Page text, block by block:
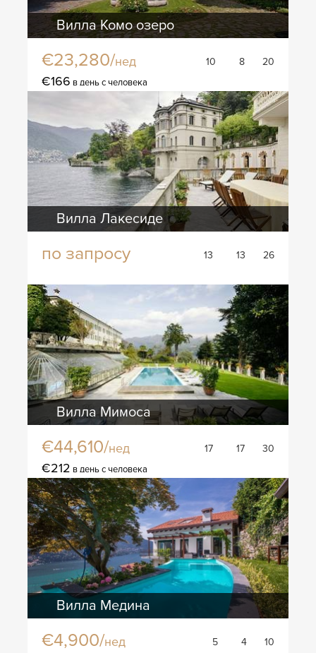
Вилла Комо озеро
€23,280/нед 10 8 20
€166 в день с человека
Вилла Лакесиде
по запросу 13 13 26
Вилла Мимоса
€44,610/нед 17 17 30
€212 в день с человека
Вилла Медина
€4,900/нед 5 4 10